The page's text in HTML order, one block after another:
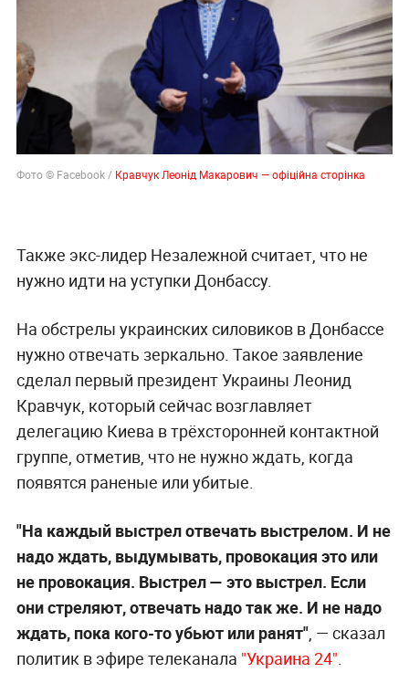
Фото © Facebook / Кравчук Леонід Макарович — офіційна сторінка
Также экс-лидер Незалежной считает, что не
нужно идти на уступки Донбассу.
На обстрелы украинских силовиков в Донбассе
нужно отвечать зеркально. Такое заявление
сделал первый президент Украины Леонид
Кравчук, который сейчас возглавляет
делегацию Киева в трёхсторонней контактной
группе, отметив, что не нужно ждать, когда
появятся раненые или убитые.
"На каждый выстрел отвечать выстрелом. И не
надо ждать, выдумывать, провокация это или
не провокация. Выстрел — это выстрел. Если
они стреляют, отвечать надо так же. И не надо
ждать, пока кого-то убьют или ранят", — сказал
политик в эфире телеканала "Украина 24".